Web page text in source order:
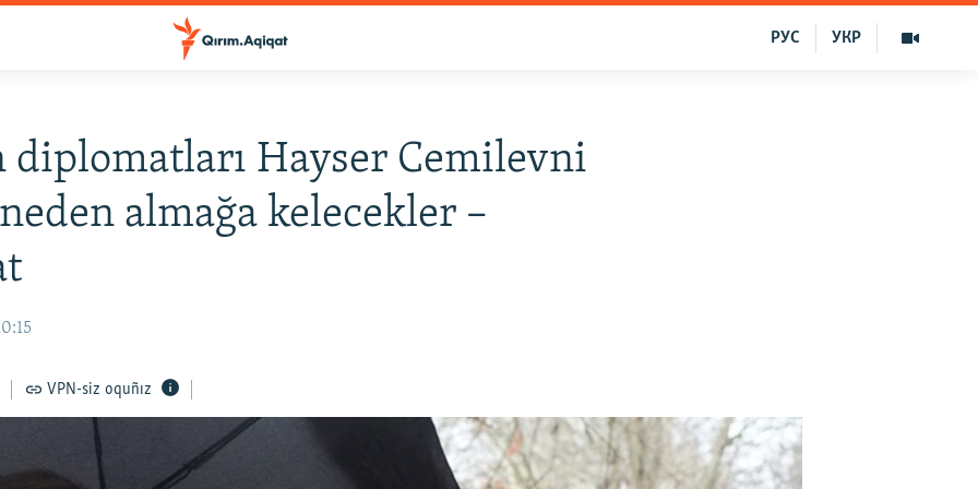
УКР
РУС
diplomatları Hayser Cemilevni
almağa kelecekler –
VPN-siz oquñız